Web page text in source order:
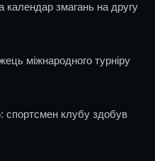
змагань на другу
міжнародного турніру
спортсмен клубу здобув